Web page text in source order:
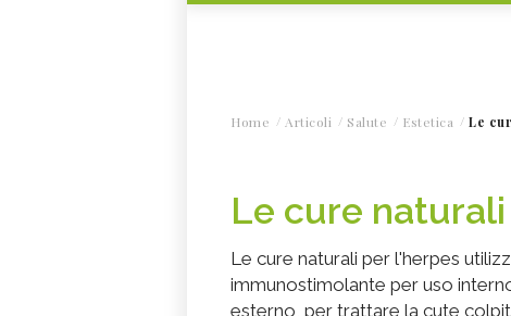
Home Articoli Salute Estetica Le
Le cure
Le cure naturali per l'herpes
immunostimolante per uso
esterno, per trattare la cute